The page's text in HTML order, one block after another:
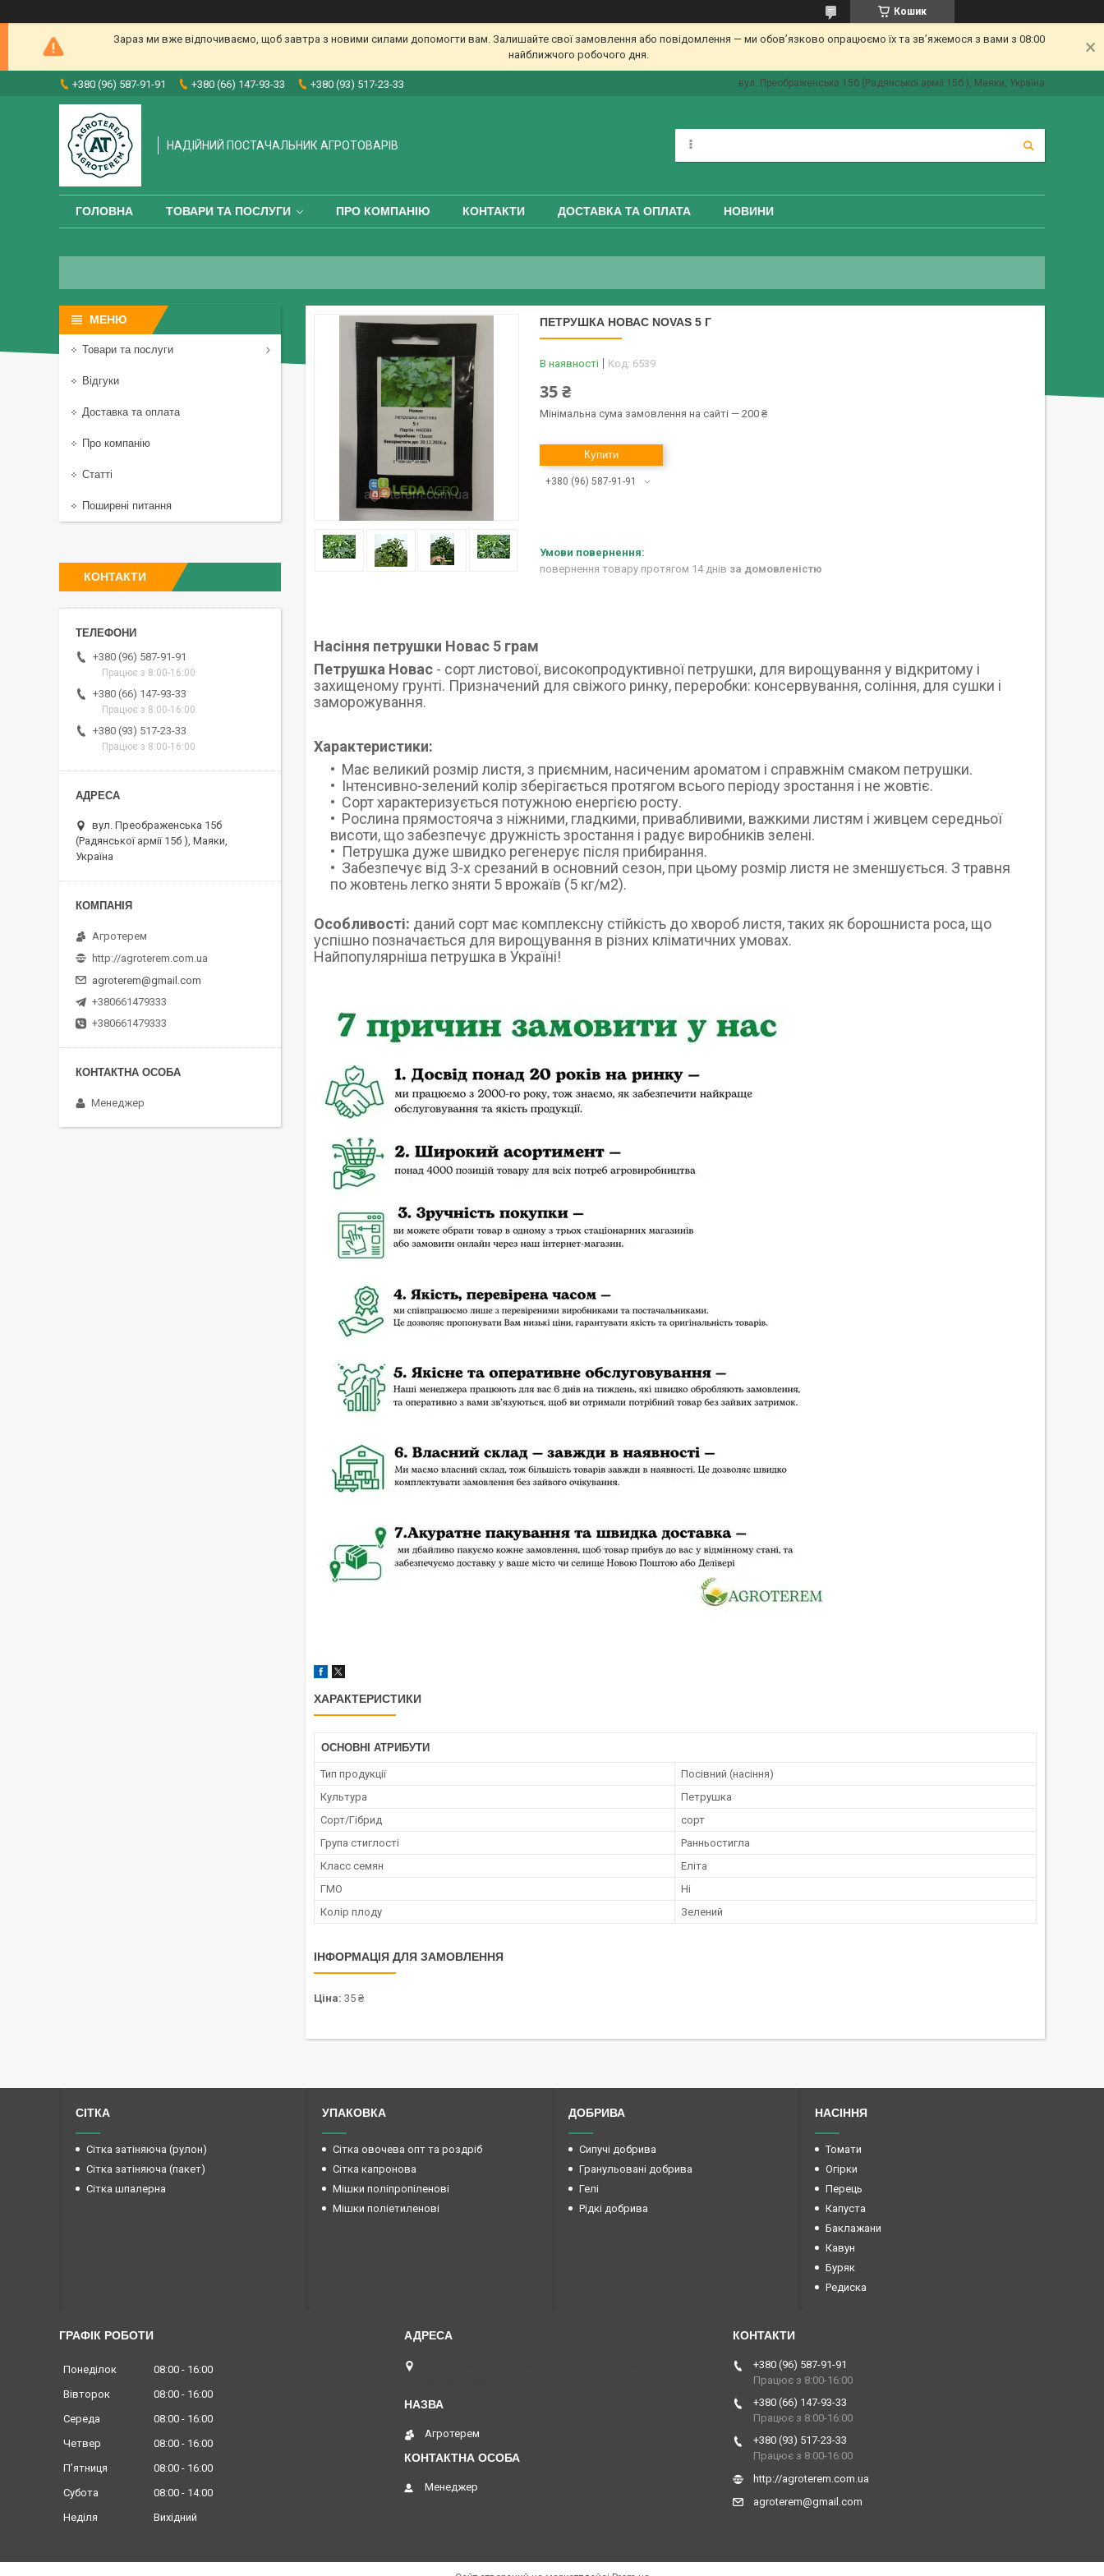
Кошик
Зараз ми вже відпочиваємо, щоб завтра з новими силами допомогти вам. Залишайте свої замовлення або повідомлення — ми обов’язково опрацюємо їх та зв’яжемося з вами з 08:00
найближчого робочого дня.
+380 (96) 587-91-91 +380 (66) 147-93-33 +380 (93) 517-23-33 вул. Преображенська 15б (Радянської армії 15б ), Маяки, Україна
НАДІЙНИЙ ПОСТАЧАЛЬНИК АГРОТОВАРІВ
ГОЛОВНА ТОВАРИ ТА ПОСЛУГИ ПРО КОМПАНІЮ КОНТАКТИ ДОСТАВКА ТА ОПЛАТА НОВИНИ
ПЕТРУШКА НОВАС NOVAS 5 Г
В наявності Код: 6539
35 ₴
Мінімальна сума замовлення на сайті — 200 ₴
Купити
+380 (96) 587-91-91
повернення товару протягом 14 днів за домовленістю
Насіння петрушки Новас 5 грам
Петрушка Новас - сорт листової, високопродуктивної петрушки, для вирощування у відкритому і
захищеному грунті. Призначений для свіжого ринку, переробки: консервування, соління, для сушки і
заморожування.
Характеристики:
Має великий розмір листя, з приємним, насиченим ароматом і справжнім смаком петрушки.
Інтенсивно-зелений колір зберігається протягом всього періоду зростання і не жовтіє.
Сорт характеризується потужною енергією росту.
Рослина прямостояча з ніжними, гладкими, привабливими, важкими листям і живцем середньої
висоти, що забезпечує дружність зростання і радує виробників зелені.
Петрушка дуже швидко регенерує після прибирання.
Забезпечує від 3-х срезаний в основний сезон, при цьому розмір листя не зменшується. З травня
по жовтень легко зняти 5 врожаїв (5 кг/м2).
Особливості: даний сорт має комплексну стійкість до хвороб листя, таких як борошниста роса, що
успішно позначається для вирощування в різних кліматичних умовах.
Найпопулярніша петрушка в Україні!
ХАРАКТЕРИСТИКИ
ОСНОВНІ АТРИБУТИ
Тип продукції
Посівний (насіння)
Культура
Петрушка
Сорт/Гібрид
сорт
Група стиглості
Ранньостигла
Класс семян
Еліта
ГМО
Ні
Колір плоду
Зелений
ІНФОРМАЦІЯ ДЛЯ ЗАМОВЛЕННЯ
Ціна: 35 ₴
Товари та послуги
Відгуки
Доставка та оплата
Про компанію
Статті
Поширені питання
КОНТАКТИ
+380 (96) 587-91-91
Працює з 8:00-16:00
+380 (66) 147-93-33
Працює з 8:00-16:00
+380 (93) 517-23-33
Працює з 8:00-16:00
вул. Преображенська 15б
(Радянської армії 15б ), Маяки,
Україна
Агротерем
http://agroterem.com.ua
agroterem@gmail.com
+380661479333
+380661479333
Менеджер
СІТКА
Сітка затіняюча (рулон)
Сітка затіняюча (пакет)
Сітка шпалерна
УПАКОВКА
Сітка овочева опт та роздріб
Сітка капронова
Мішки поліпропіленові
Мішки поліетиленові
ДОБРИВА
Сипучі добрива
Гранульовані добрива
Гелі
Рідкі добрива
НАСІННЯ
Томати
Огірки
Перець
Капуста
Баклажани
Кавун
Буряк
Редиска
ГРАФІК РОБОТИ
Понеділок 08:00
16:00
Вівторок
08:00
16:00
Середа
08:00
16:00
Четвер
08:00
16:00
Пʼятниця
08:00
16:00
Субота
08:00
14:00
Неділя
Вихідний
Агротерем
Менеджер
+380 (96) 587-91-91
Працює з 8:00-16:00
+380 (66) 147-93-33
Працює з 8:00-16:00
+380 (93) 517-23-33
Працює з 8:00-16:00
http://agroterem.com.ua
agroterem@gmail.com